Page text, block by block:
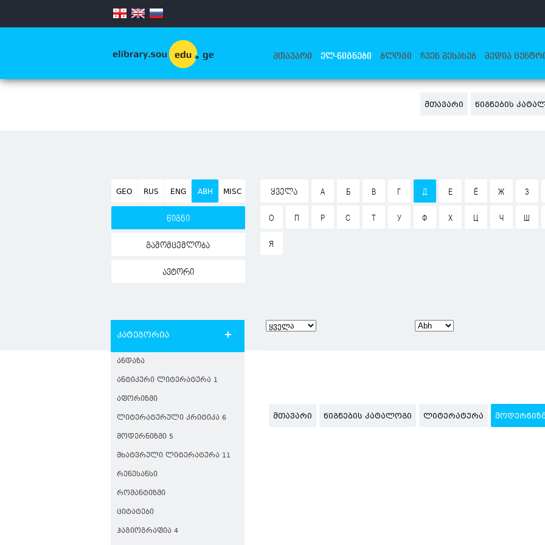
.
ᲛᲗᲐᲕᲐᲠᲘ ᲔᲚ-ᲬᲘᲒᲜᲔᲑᲘ ᲑᲚᲝᲒᲘ ᲩᲕᲔᲜ ᲨᲔᲡᲐᲮᲔᲑ ᲛᲔᲓᲘᲐ
ᲛᲗᲐᲕᲐᲠᲘ ᲬᲘᲒᲜᲔᲑᲘᲡ
GEO RUS ENG ABH MISC
წიგნი
გამომცემლობა
ავტორი
ᲧᲕᲔᲚᲐ А Б В Г Д Е Ё Ж З
О П Р С Т У Ф Х Ц Ч Ш
Я
კატეგორია
ᲐᲜᲓᲐᲖᲐ
ᲐᲜᲢᲘᲙᲣᲠᲘ ᲚᲘᲢᲔᲠᲐᲢᲣᲠᲐ 1
ᲐᲤᲝᲠᲘᲖᲛᲘ
ᲚᲘᲢᲔᲠᲐᲢᲣᲠᲣᲚᲘ ᲙᲠᲘᲢᲘᲙᲐ 6
ᲛᲝᲓᲔᲠᲜᲘᲖᲛᲘ 5
ᲛᲮᲐᲢᲕᲠᲣᲚᲘ ᲚᲘᲢᲔᲠᲐᲢᲣᲠᲐ 11
ᲠᲔᲜᲔᲡᲐᲜᲡᲘ
ᲠᲝᲛᲐᲜᲢᲘᲖᲛᲘ
ᲪᲘᲢᲐᲢᲔᲑᲘ
ᲰᲐᲒᲘᲝᲒᲠᲐᲤᲘᲐ 4
ᲛᲗᲐᲕᲐᲠᲘ ᲬᲘᲒᲜᲔᲑᲘᲡ ᲙᲐᲢᲐᲚᲝᲒᲘ ᲚᲘᲢᲔᲠᲐᲢᲣᲠᲐ